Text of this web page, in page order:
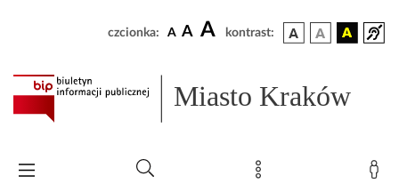
czcionka: A A A kontrast:
Miasto Kraków